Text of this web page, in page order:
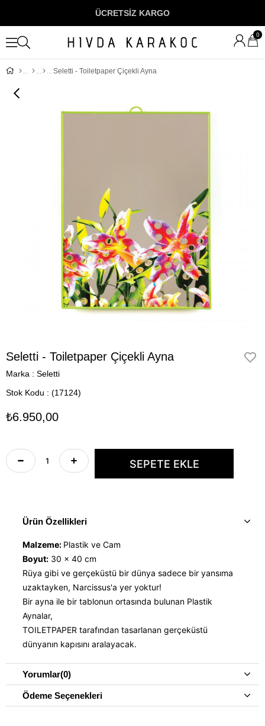
ÜCRETSİZ KARGO
0
Seletti - Toiletpaper Çiçekli Ayna
Seletti - Toiletpaper Çiçekli Ayna
Marka : Seletti
Stok Kodu
(17124)
₺6.950,00
Ürün Özellikleri
Malzeme: Plastik ve Cam
Boyut: 30 x 40 cm
Rüya gibi ve gerçeküstü bir dünya sadece bir yansıma
uzaktayken, Narcissus'a yer yoktur!
Bir ayna ile bir tablonun ortasında bulunan Plastik
Aynalar,
TOILETPAPER tarafından tasarlanan gerçeküstü
dünyanın kapısını aralayacak.
Yorumlar(0)
Ödeme Seçenekleri